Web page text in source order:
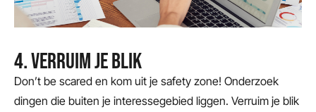
4. VERRUIM JE BLIK
Don’t be scared en kom uit je safety zone! Onderzoek
dingen die buiten je interessegebied liggen. Verruim je blik